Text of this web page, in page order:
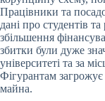
Працівники та
дані про студентів
збільшення
збитки були дуже
університеті та за
Фігурантам загрожує
майна.